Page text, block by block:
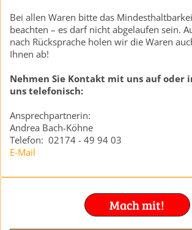
Mach mit!
Bei allen Waren bitte das
beachten – es darf nicht abgelaufen sein.
nach Rücksprache holen wir die Waren
Ihnen ab!
Nehmen Sie Kontakt mit uns auf oder
uns telefonisch:
Ansprechpartnerin:
Andrea Bach-Köhne
Telefon: 02174 - 49 94 03
E-Mail